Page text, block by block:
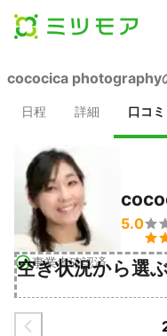
cococica photography
日程 詳細 口コミ
事業者確認済
5.0
空き状況から選